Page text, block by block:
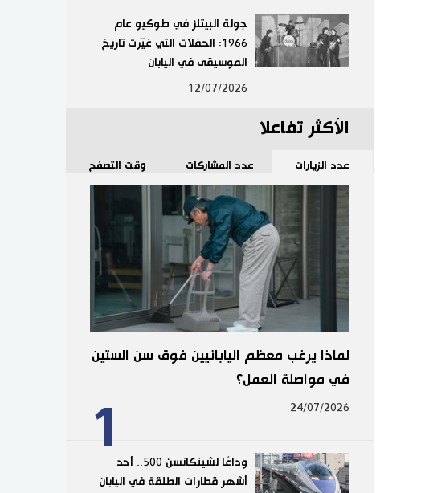
جولة البيتلز في طوكيو عام
1966: الحفلات التي غيّرت تاريخ
الموسيقى في اليابان
12/07/2026
الأكثر تفاعلا
عدد الزيارات عدد المشاركات وقت التصفح
1
لماذا يرغب معظم اليابانيين فوق سن الستين
في مواصلة العمل؟
24/07/2026
وداعًا لشينكانسن 500.. أحد
أشهر قطارات الطلقة في اليابان